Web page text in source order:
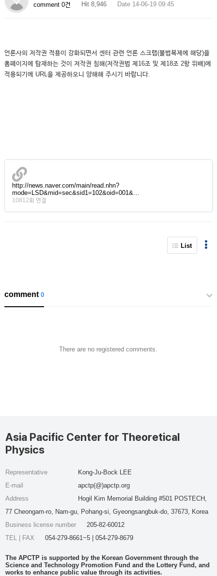
comment 0건
Hit 8,946 Date 14-06-19 09:45
언론사의 저작권 적용이 강화되면서 센터 관련 언론 스크랩(불법복제에 해당)을
홈페이지에 탑재하는 것이 저작권 침해(저작권법 제16조 및 제18조 2항 위배)에
적용되기에 URL을 제공하오니 양해해 주시기 바랍니다.
http://news.naver.com/main/read.nhn?
mode=LSD&mid=sec&sid1=102&oid=001&…
10812회 연결
List
comment0
There are no registered comments.
Asia Pacific Center for Theoretical
Physics
Representative
Kong-Ju-Bock LEE
E-mail
apctp(@)apctp.org
Address
Hogil Kim Memorial Building #501 POSTECH,
77 Cheongam-ro, Nam-gu, Pohang-si, Gyeongsangbuk-do, 37673, Korea
Business license number
205-82-60012
TEL | FAX
054-279-8661~5 | 054-279-8679
The APCTP is supported by the Korean Government through the
Science and Technology Promotion Fund and the Lottery Fund, and
works to enhance public value through its activities.